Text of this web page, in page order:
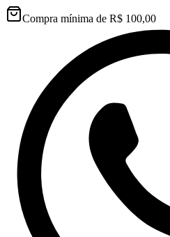
Compra mínima de R$ 100,00